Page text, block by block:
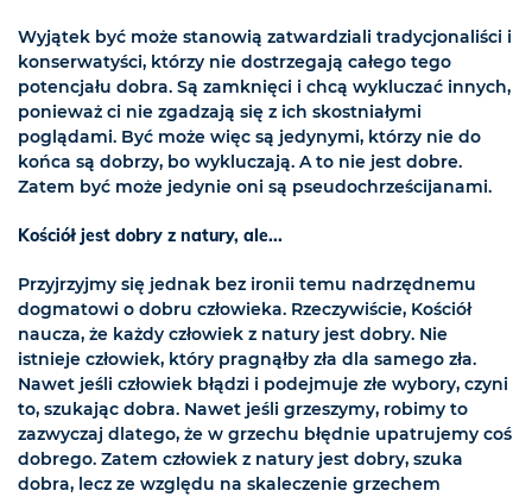
Wyjątek być może stanowią zatwardziali tradycjonaliści i
konserwatyści, którzy nie dostrzegają całego tego
potencjału dobra. Są zamknięci i chcą wykluczać innych,
ponieważ ci nie zgadzają się z ich skostniałymi
poglądami. Być może więc są jedynymi, którzy nie do
końca są dobrzy, bo wykluczają. A to nie jest dobre.
Zatem być może jedynie oni są pseudochrześcijanami.
Kościół jest dobry z natury, ale...
Przyjrzyjmy się jednak bez ironii temu nadrzędnemu
dogmatowi o dobru człowieka. Rzeczywiście, Kościół
naucza, że każdy człowiek z natury jest dobry. Nie
istnieje człowiek, który pragnąłby zła dla samego zła.
Nawet jeśli człowiek błądzi i podejmuje złe wybory, czyni
to, szukając dobra. Nawet jeśli grzeszymy, robimy to
zazwyczaj dlatego, że w grzechu błędnie upatrujemy coś
dobrego. Zatem człowiek z natury jest dobry, szuka
dobra, lecz ze względu na skaleczenie grzechem